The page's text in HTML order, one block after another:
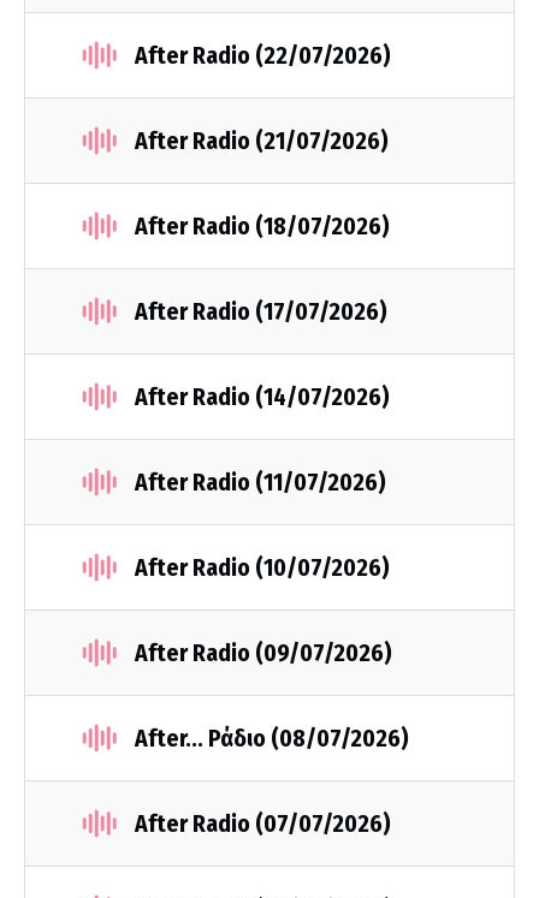
After Radio (22/07/2026)
After Radio (21/07/2026)
After Radio (18/07/2026)
After Radio (17/07/2026)
After Radio (14/07/2026)
After Radio (11/07/2026)
After Radio (10/07/2026)
After Radio (09/07/2026)
After... Ράδιο (08/07/2026)
After Radio (07/07/2026)